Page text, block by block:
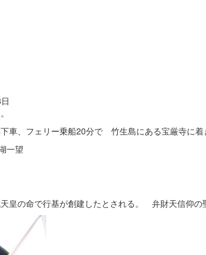
車、フェリー乗船20分で 竹生島にある宝厳寺に着
一望
皇の命で行基が創建したとされる。 弁財天信仰の